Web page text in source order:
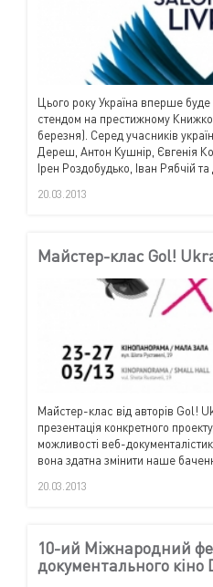
Цього року Україна вперше
стендом на престижному
березня). Серед учасників
Дереш, Антон Кушнір, Євгенія
Ірен Роздобудько, Іван Рябчій
20.03.2013
Майстер-клас Gol!
Майстер-клас від авторів Gol!
презентація конкретного
можливості веб-
вона здатна змінити наше
20.03.2013
10-ий Міжнародний
документального кіно